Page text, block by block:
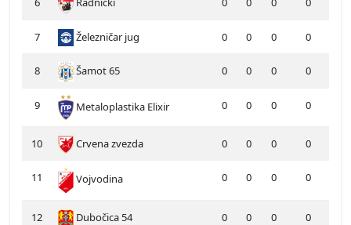
7 Železničar jug 0 0 0 0
8 Šamot 65 0 0 0 0
9 Metaloplastika Elixir 0 0 0 0
10 Crvena zvezda 0 0 0 0
11 Vojvodina 0 0 0 0
12 Dubočica 54 0 0 0 0